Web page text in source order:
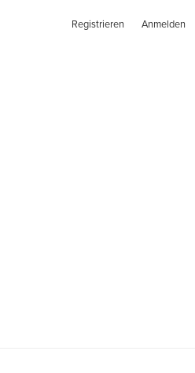
Registrieren Anmelden